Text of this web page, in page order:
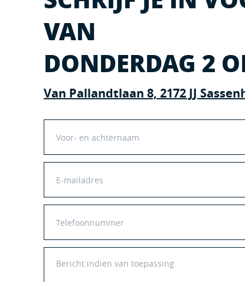
VAN
DONDERDAG 2
Van Pallandtlaan 8, 2172 JJ